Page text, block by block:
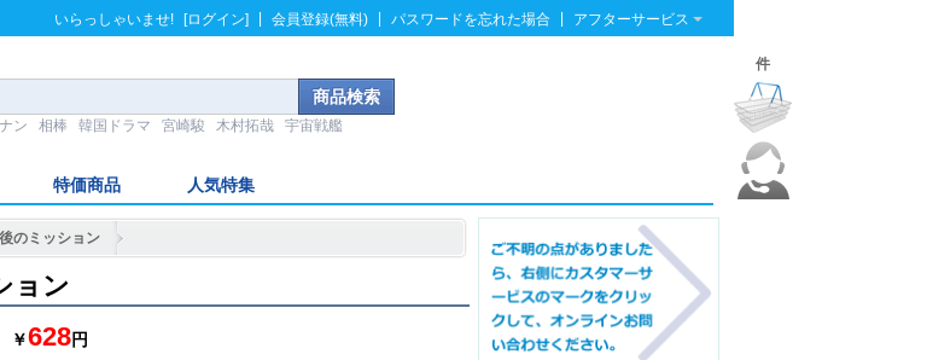
いらっしゃいませ! [ログイン] 会員登録(無料) パスワードを忘れた場合 アフターサービス
ン 相棒 韓国ドラマ 宮崎駿 木村拓哉 宇宙戦艦
特価商品 人気特集
件
のミッション
ョン
￥628円